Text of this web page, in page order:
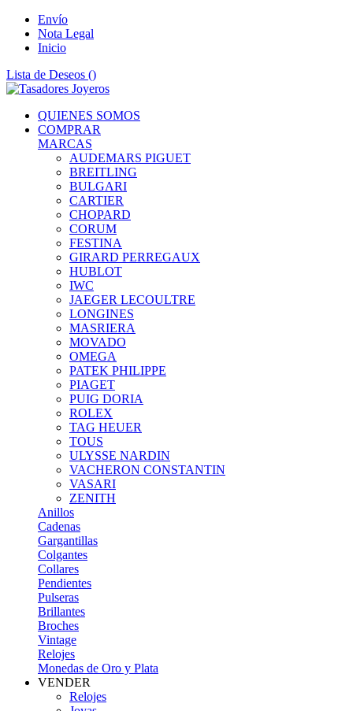
Envío
Nota Legal
Inicio
Lista de Deseos ()
QUIENES SOMOS
COMPRAR
MARCAS
AUDEMARS PIGUET
BREITLING
BULGARI
CARTIER
CHOPARD
CORUM
FESTINA
GIRARD PERREGAUX
HUBLOT
IWC
JAEGER LECOULTRE
LONGINES
MASRIERA
MOVADO
OMEGA
PATEK PHILIPPE
PIAGET
PUIG DORIA
ROLEX
TAG HEUER
TOUS
ULYSSE NARDIN
VACHERON CONSTANTIN
VASARI
ZENITH
Anillos
Cadenas
Gargantillas
Colgantes
Collares
Pendientes
Pulseras
Brillantes
Broches
Vintage
Relojes
Monedas de Oro y Plata
VENDER
Relojes